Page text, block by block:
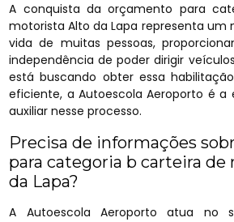
A conquista da orçamento para
motorista Alto da Lapa representa
vida de muitas pessoas,
independência de poder dirigir
está buscando obter essa
eficiente, a Autoescola Aeroporto é a
auxiliar nesse processo.
Precisa de informações
para categoria b carteira
da Lapa?
A Autoescola Aeroporto atua no